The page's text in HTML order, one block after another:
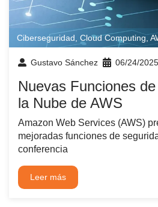
Ciberseguridad, Cloud Computing,
Gustavo Sánchez 06/24/2025
Nuevas Funciones
la Nube de AWS
Amazon Web Services (AWS)
mejoradas funciones de
conferencia
Leer más